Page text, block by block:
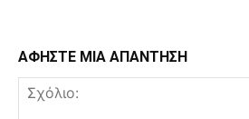
ΑΦΗΣΤΕ ΜΙΑ ΑΠΑΝΤΗΣΗ